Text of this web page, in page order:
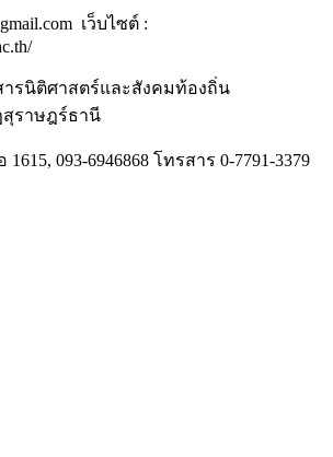
เว็บไซต์ :
สารนิติศาสตร์และสังคมท้องถิ่น
สุราษฎร์ธานี
1615, 093-6946868 โทรสาร 0-7791-3379